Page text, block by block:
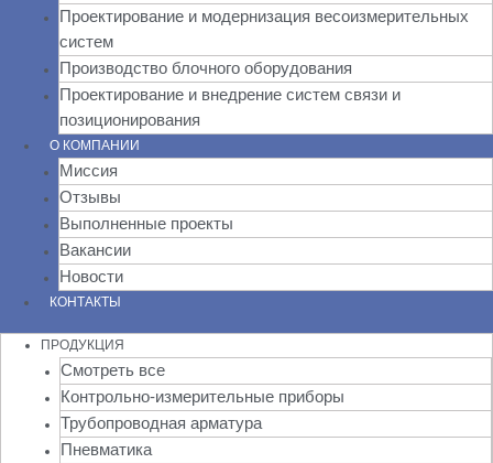
Проектирование и модернизация весоизмерительных
систем
Производство блочного оборудования
Проектирование и внедрение систем связи и
позиционирования
О КОМПАНИИ
Миссия
Отзывы
Выполненные проекты
Вакансии
Новости
КОНТАКТЫ
ПРОДУКЦИЯ
Смотреть все
Контрольно-измерительные приборы
Трубопроводная арматура
Пневматика